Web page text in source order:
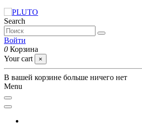
Search
Войти
0 Корзина
Your cart
×
В вашей корзине больше ничего нет
Menu